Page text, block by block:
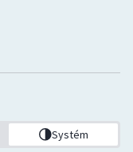
Systém